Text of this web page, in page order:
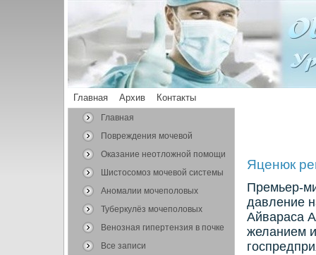
Главная Архив Контакты
Главная
Повреждения мочевой
системы
Оказание неотложной помощи
Шистосомоз мочевой системы
Аномалии мочеполовых
органов
Туберкулёз мочеполовых
органов
Венозная гипертензия в почке
Все записи
Яценюк
Премьер-
давление
Айвараса
желанием